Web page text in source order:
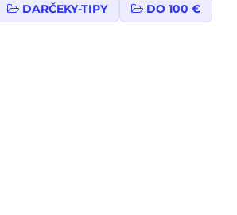
DARČEKY-TIPY DO 100 €